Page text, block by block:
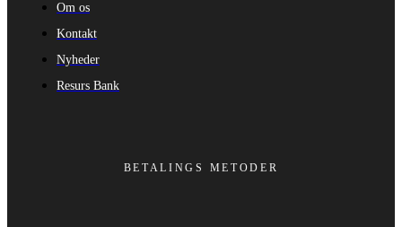
Om os
Kontakt
Nyheder
Resurs Bank
BETALINGS METODER